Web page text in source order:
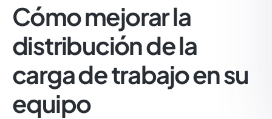
Cómo mejorar la
distribución de la
carga de trabajo en su
equipo